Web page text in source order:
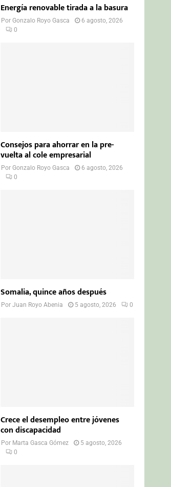
Energía renovable tirada a la basura
PorGonzalo Royo Gasca
6 agosto, 2026
0
Consejos para ahorrar en la pre-
vuelta al cole empresarial
PorGonzalo Royo Gasca
6 agosto, 2026
0
Somalia, quince años después
PorJuan Royo Abenia 5 agosto, 2026 0
Crece el desempleo entre jóvenes
con discapacidad
Por Marta Gasca Gómez
5 agosto, 2026
0